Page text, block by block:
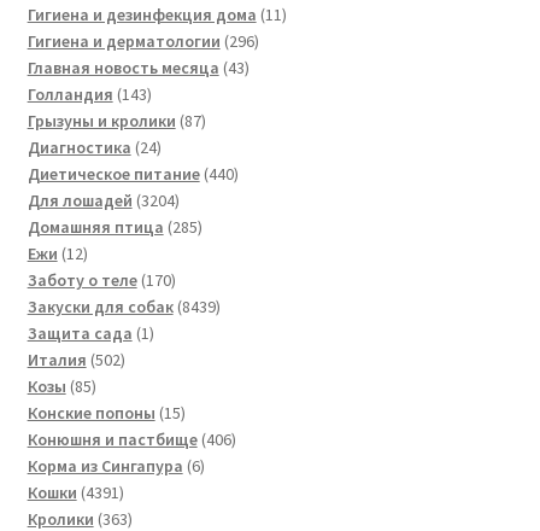
товаров
Гигиена и дезинфекция дома 1111
Гигиена и дерматологии 296296
Главная новость месяца 4343
Голландия 143143
товара
Грызуны и кролики 8787
Диагностика 2424
товара
Диетическое питание 440440
Для лошадей 32043204
товара
Домашняя птица 285285
Ежи 1212
товаров
Заботу о теле 170170
товаров
Закуски для собак 84398439
Защита сада 11
Италия 502502
Козы 8585
товаров
Конские попоны 1515
товаров
Конюшня и пастбище 406406
Корма из Сингапура 66
Кошки 43914391
товар
Кролики 363363